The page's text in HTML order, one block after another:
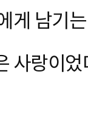
게 남기
사랑이었